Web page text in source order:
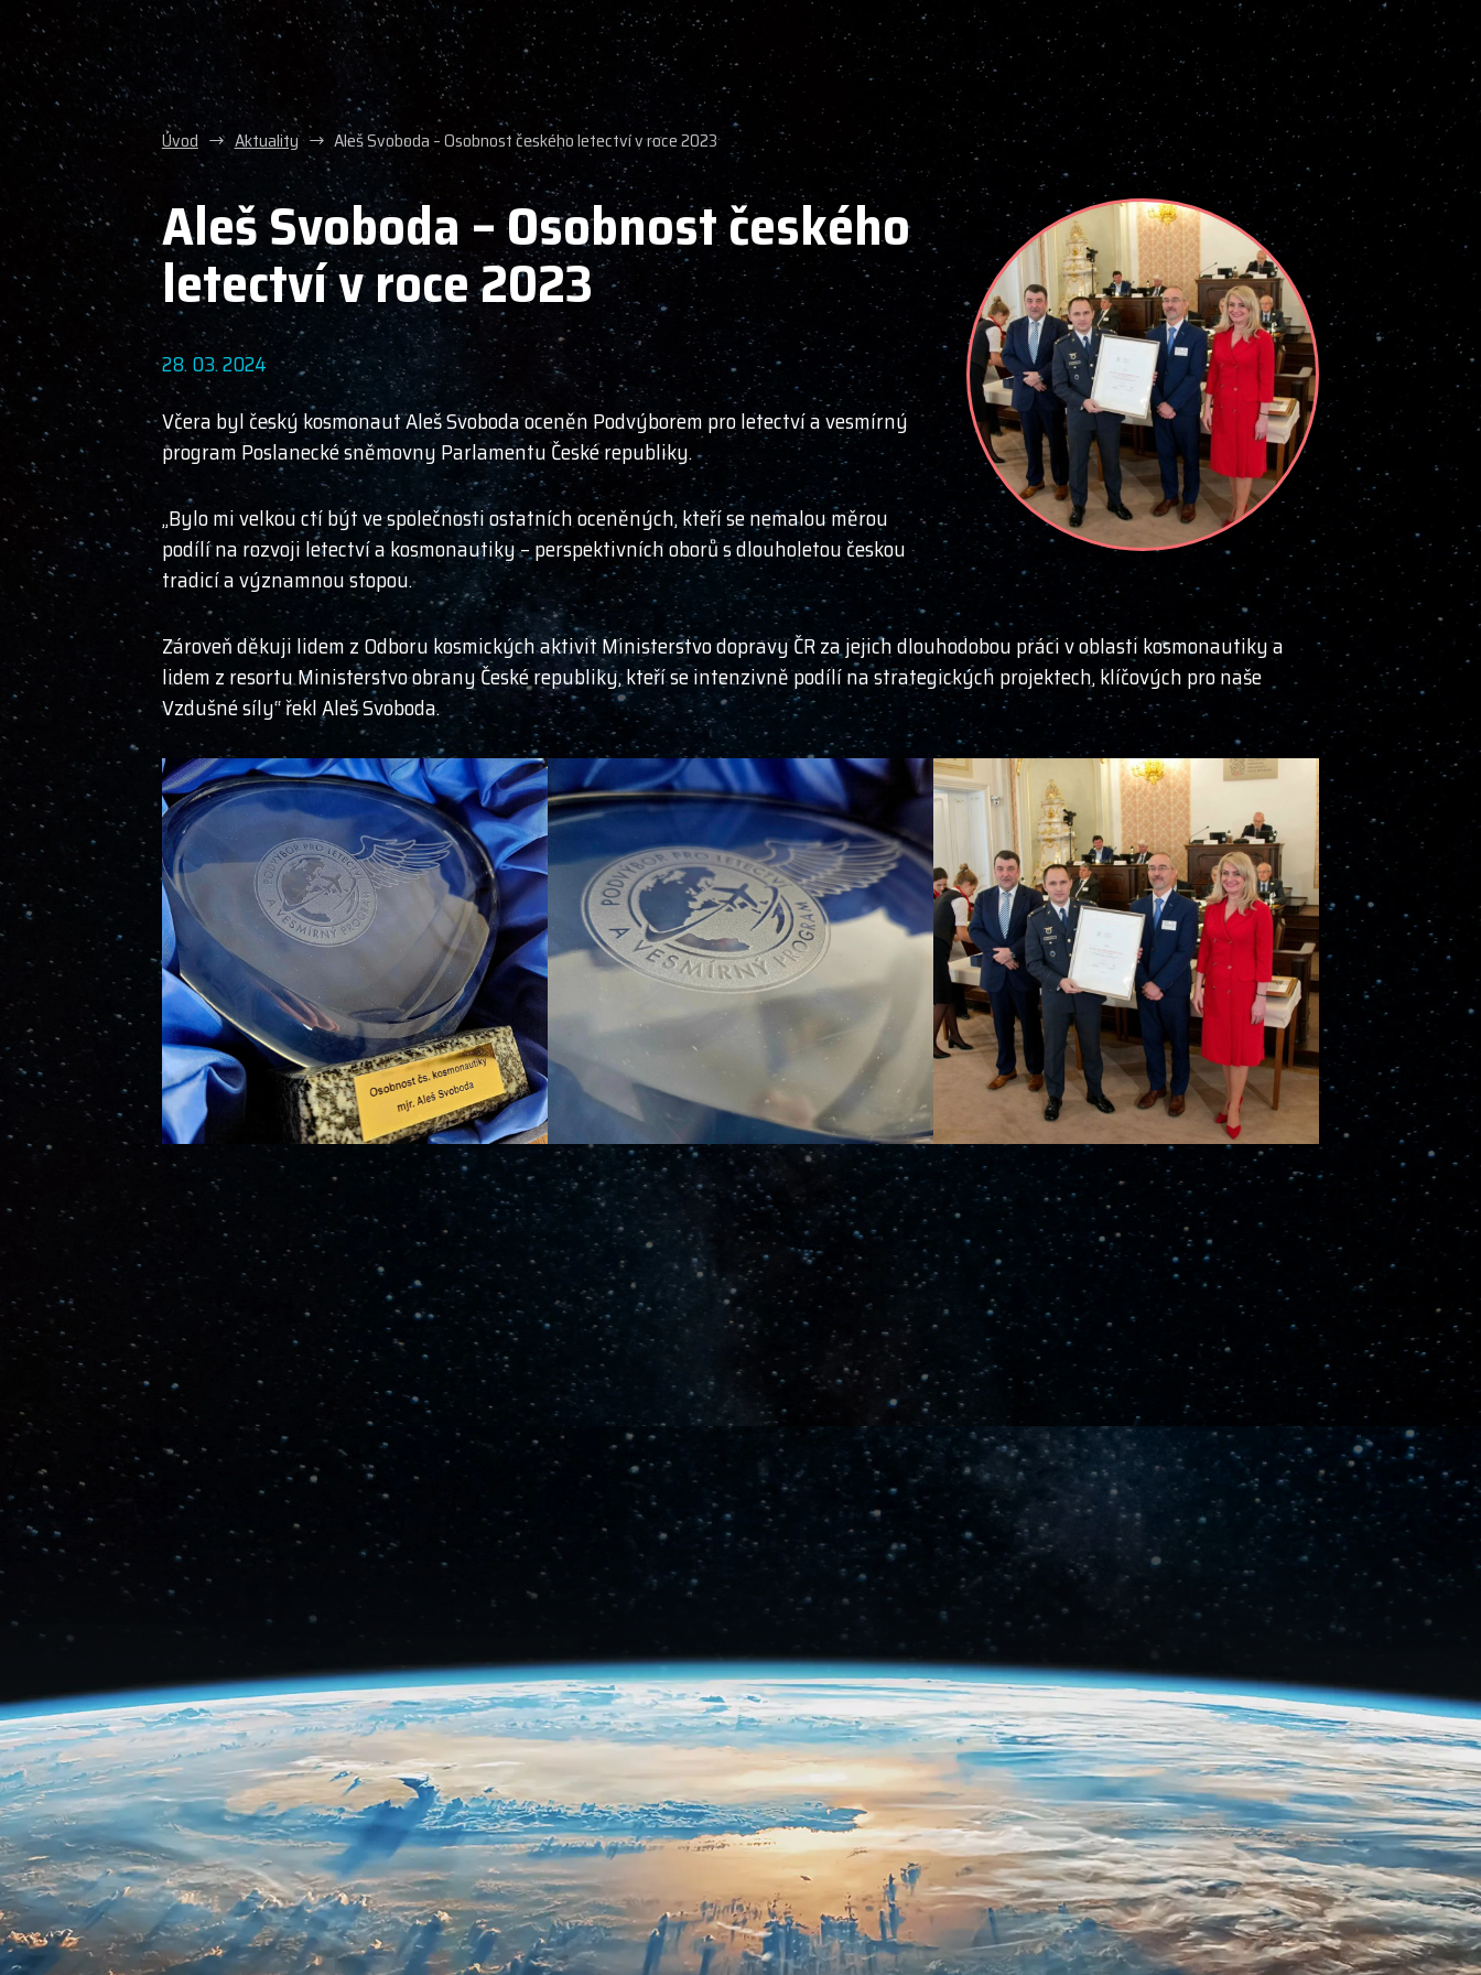
Úvod Aktuality Aleš Svoboda – Osobnost českého letectví v roce 2023
Aleš Svoboda – Osobnost českého
letectví v roce 2023
28. 03. 2024
Včera byl český kosmonaut Aleš Svoboda oceněn Podvýborem pro letectví a vesmírný
program Poslanecké sněmovny Parlamentu České republiky.
„Bylo mi velkou ctí být ve společnosti ostatních oceněných, kteří se nemalou měrou
podílí na rozvoji letectví a kosmonautiky – perspektivních oborů s dlouholetou českou
tradicí a významnou stopou.
Zároveň děkuji lidem z Odboru kosmických aktivit Ministerstvo dopravy ČR za jejich dlouhodobou práci v oblasti kosmonautiky a
lidem z resortu Ministerstvo obrany České republiky, kteří se intenzivně podílí na strategických projektech, klíčových pro naše
Vzdušné síly“ řekl Aleš Svoboda.